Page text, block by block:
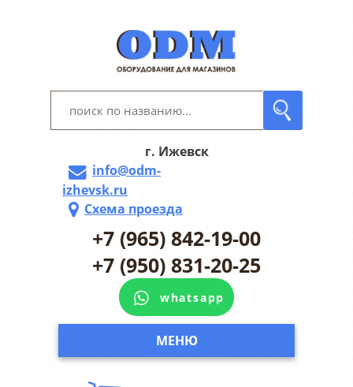
г. Ижевск
info@odm-
izhevsk.ru
Схема проезда
+7 (965) 842-19-00
+7 (950) 831-20-25
whatsapp
МЕНЮ